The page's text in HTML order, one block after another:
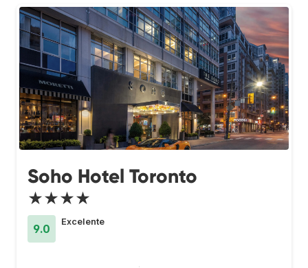
Soho Hotel Toronto
★★★★
9.0
Excelente